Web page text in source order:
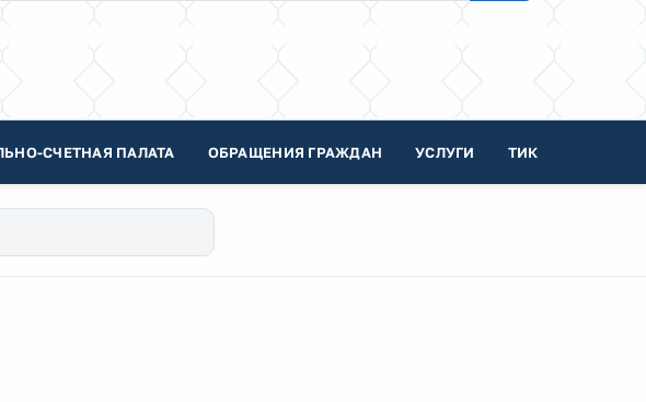
СЧЕТНАЯ ПАЛАТА ОБРАЩЕНИЯ ГРАЖДАН УСЛУГИ ТИК